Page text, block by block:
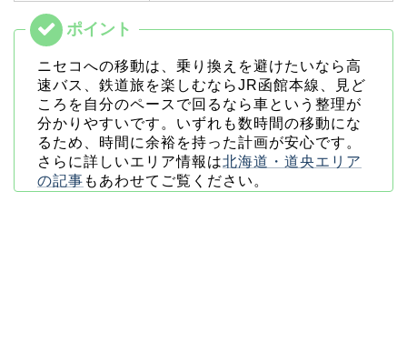
ニセコへの移動は、乗り換えを避けたいなら高
速バス、鉄道旅を楽しむならJR函館本線、見ど
ころを自分のペースで回るなら車という整理が
分かりやすいです。いずれも数時間の移動にな
るため、時間に余裕を持った計画が安心です。
さらに詳しいエリア情報は北海道・道央エリア
の記事 もあわせてご覧ください。